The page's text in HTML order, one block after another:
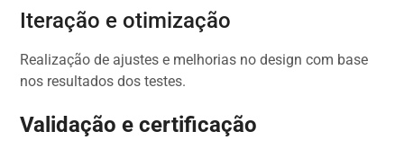
Iteração e otimização
Realização de ajustes e melhorias no design com base
nos resultados dos testes.
Validação e certificação